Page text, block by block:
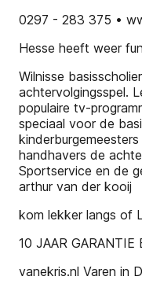
0297 - 283 375 •
Hesse heeft weer
Wilnisse
achtervolgingsspel.
populaire tv-
speciaal voor de
handhavers de
Sportservice en de
arthur van der kooij
kom lekker langs of
10 JAAR GARANTIE
vanekris.nl Varen in